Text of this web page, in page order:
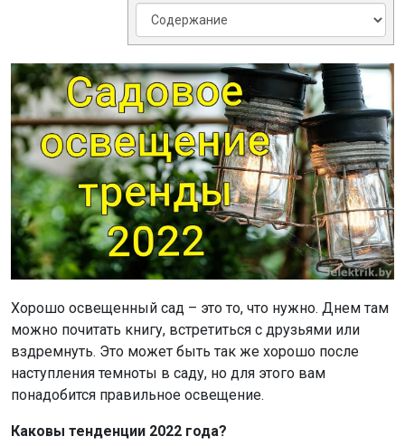
Хорошо освещенный сад – это то, что нужно. Днем там
можно почитать книгу, встретиться с друзьями или
вздремнуть. Это может быть так же хорошо после
наступления темноты в саду, но для этого вам
понадобится правильное освещение.
Каковы тенденции 2022 года?